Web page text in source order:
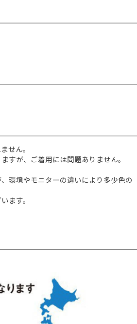
せん。
すが、ご着用には問題ありません。
環境やモニターの違いにより多少色の
ます。